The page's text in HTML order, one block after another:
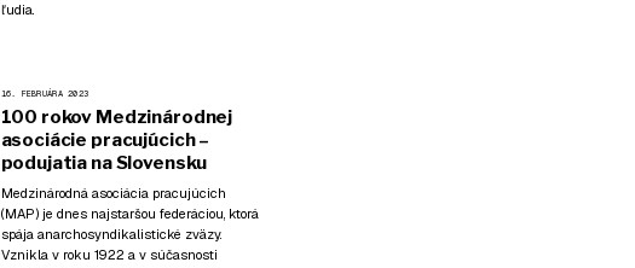
ľudia.
16. FEBRUÁRA 2023
100 rokov Medzinárodnej
asociácie pracujúcich –
podujatia na Slovensku
Medzinárodná asociácia pracujúcich
(MAP) je dnes najstaršou federáciou, ktorá
spája anarchosyndikalistické zväzy.
Vznikla v roku 1922 a v súčasnosti